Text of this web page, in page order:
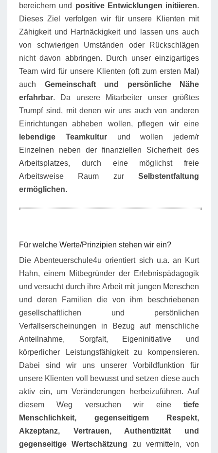
bereichern und positive Entwicklungen initiieren.
Dieses Ziel verfolgen wir für unsere Klienten mit
Zähigkeit und Hartnäckigkeit und lassen uns auch
von schwierigen Umständen oder Rückschlägen
nicht davon abbringen. Durch unser einzigartiges
Team wird für unsere Klienten (oft zum ersten Mal)
auch Gemeinschaft und persönliche Nähe
erfahrbar. Da unsere Mitarbeiter unser größtes
Trumpf sind, mit denen wir uns auch von anderen
Einrichtungen abheben wollen, pflegen wir eine
lebendige Teamkulturund wollen jedem/r
Einzelnen neben der finanziellen Sicherheit des
Arbeitsplatzes, durch eine möglichst freie
Arbeitsweise Raum zur Selbstentfaltung
ermöglichen.
Für welche Werte/Prinzipien stehen wir ein?
Die Abenteuerschule4u orientiert sich u.a. an Kurt
Hahn, einem Mitbegründer der Erlebnispädagogik
und versucht durch ihre Arbeit mit jungen Menschen
und deren Familien die von ihm beschriebenen
gesellschaftlichen und persönlichen
Verfallserscheinungen in Bezug auf menschliche
Anteilnahme, Sorgfalt, Eigeninitiative und
körperlicher Leistungsfähigkeit zu kompensieren.
Dabei sind wir uns unserer Vorbildfunktion für
unsere Klienten voll bewusst und setzen diese auch
aktiv ein, um Veränderungen herbeizuführen. Auf
diesem Weg versuchen wir eine tiefe
Menschlichkeit, gegenseitigem Respekt,
Akzeptanz, Vertrauen, Authentizität und
gegenseitige Wertschätzung zu vermitteln, von